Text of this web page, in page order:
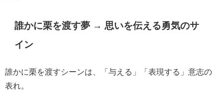
誰かに栗を渡す夢 → 思いを伝える勇気のサ
イン
誰かに栗を渡すシーンは、「与える」「表現する」意志の
表れ。